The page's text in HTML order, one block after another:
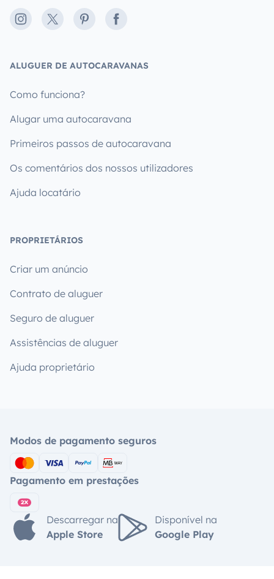
Instagram
X PinterestFacebook
ALUGUER DE AUTOCARAVANAS
Como funciona?
Alugar uma autocaravana
Primeiros passos de autocaravana
Os comentários dos nossos utilizadores
Ajuda locatário
PROPRIETÁRIOS
Criar um anúncio
Contrato de aluguer
Seguro de aluguer
Assistências de aluguer
Ajuda proprietário
Modos de pagamento seguros
Pagamento em prestações
Descarregar na
Apple Store
Disponível na
Google Play